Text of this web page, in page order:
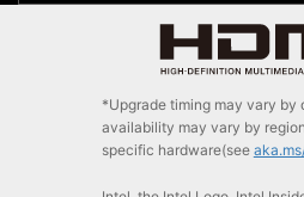
*Upgrade timing may vary by
availability may vary by
specific hardware(see